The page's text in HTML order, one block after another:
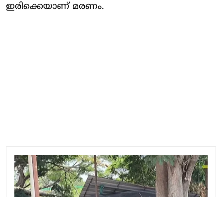
ഇരിക്കെയാണ് മരണം.